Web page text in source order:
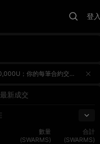
登入
每日重置全新起跑線合約交易額賽1,107,000U第一期：8/13 10:00 – 8/19 18:00；第二期：8/20 10:00 – 8/26 18:00單期Top1獨享100,000U；AI對戰交易額同步計入AI挑戰函1,000
最新成交
數量
(SWARMS)
合計
(SWARMS)